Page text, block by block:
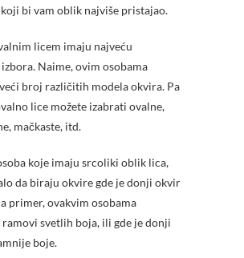
bi vam oblik najviše pristajao.
licem imaju najveću
Naime, ovim osobama
broj različitih modela okvira. Pa
lice možete izabrati ovalne,
mačkaste, itd.
koje imaju srcoliki oblik lica,
da biraju okvire gde je donji okvir
primer, ovakvim osobama
svetlih boja, ili gde je donji
boje.